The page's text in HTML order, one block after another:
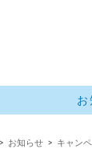
お
お知らせ キャン